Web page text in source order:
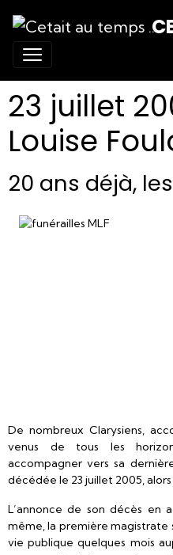
23 juillet
Louise
20 ans déjà,
De nombreux Clarysiens,
venus de tous les
accompagner vers sa
décédée le 23 juillet 2005,
L’annonce de son décès en
même, la première
vie publique quelques mois